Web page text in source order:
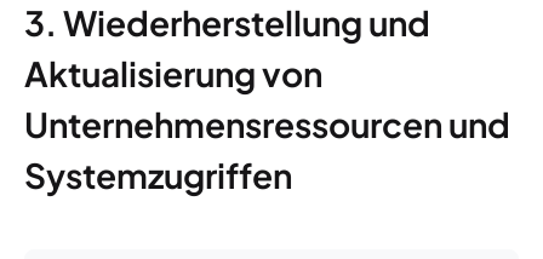
3. Wiederherstellung und
Aktualisierung von
Unternehmensressourcen und
Systemzugriffen